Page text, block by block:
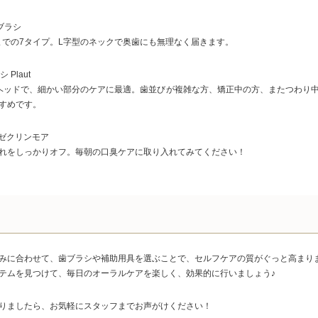
ラシ
の7タイプ。L字型のネックで奥歯にも無理なく届きます。
Plaut
ッドで、細かい部分のケアに最適。歯並びが複雑な方、矯正中の方、またつわり
めです。
リンモア
をしっかりオフ。毎朝の口臭ケアに取り入れてみてください！
に合わせて、歯ブラシや補助用具を選ぶことで、セルフケアの質がぐっと高まり
ムを見つけて、毎日のオーラルケアを楽しく、効果的に行いましょう♪
ましたら、お気軽にスタッフまでお声がけください！